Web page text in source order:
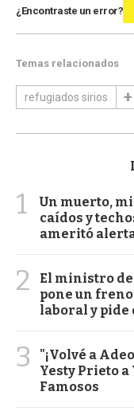
¿Encontraste un error?
Temas relacionados
refugiados sirios
1
Un muerto,
caídos y
ameritó
2
El ministro
pone un
laboral y pide
3
"¡Volvé a
Yesty Prieto
Famosos